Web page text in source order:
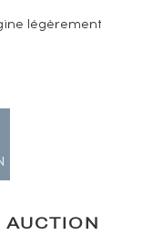
légèrement
AUCTION